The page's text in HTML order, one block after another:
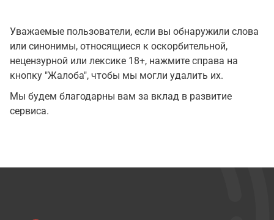
Уважаемые пользователи, если вы обнаружили слова
или синонимы, относящиеся к оскорбительной,
нецензурной или лексике 18+, нажмите справа на
кнопку "Жалоба", чтобы мы могли удалить их.
Мы будем благодарны вам за вклад в развитие
сервиса.